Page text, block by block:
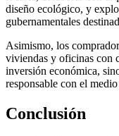
diseño ecológico, y
gubernamentales
Asimismo, los
viviendas y oficinas con
inversión económica,
responsable con el
Conclusión